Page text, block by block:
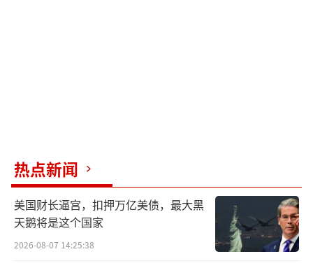
热点新闻
美国财长逼宫，扣押万亿美债，最大黑
天鹅将是这个国家
2026-08-07 14:25:38